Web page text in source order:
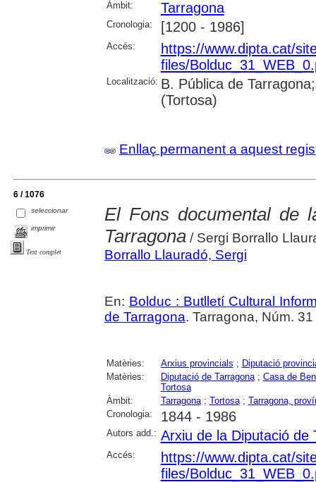
Àmbit: Tarragona
Cronologia: [1200 - 1986]
Accés:
https://www.dipta.cat/
files/
Localització: B. Pública de
(Tortosa)
Enllaç permanent a aquest
6 / 1076
seleccionar
imprimir
Text complet
El Fons documental de
Tarragona/ Sergi Borrallo
Borrallo Llauradó, Sergi
En: Bolduc : Butlletí Cultural
de Tarragona. Tarragona, Núm.
Matèries: Arxius provincials ; Diputació
Matèries:
Diputació de Tarragona; Casa de
Tortosa
Àmbit:
Tarragona; Tortosa; Tarragona,
Cronologia:
1844 - 1986
Autors add.: Arxiu de la Diputació de
Accés:
https://www.dipta.cat/
files/